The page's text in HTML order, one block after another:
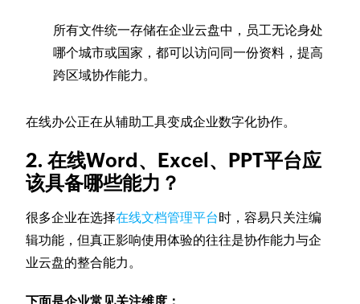
所有文件统一存储在企业云盘中，员工无论身处
哪个城市或国家，都可以访问同一份资料，提高
跨区域协作能力。
在线办公正在从辅助工具变成企业数字化协作。
2. 在线Word、Excel、PPT平台应
该具备哪些能力？
很多企业在选择在线文档管理平台时，容易只关注编
辑功能，但真正影响使用体验的往往是协作能力与企
业云盘的整合能力。
下面是企业常见关注维度：